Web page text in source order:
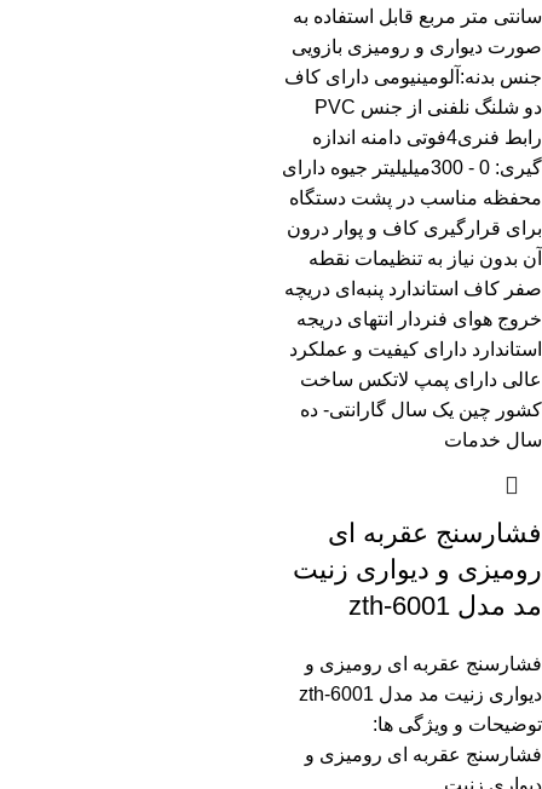
فشارسنج عقربه ای
رومیزی و دیواری زنیت
مد مدل zth-6001
فشارسنج عقربه ای رومیزی و
دیواری زنیت مد مدل zth-6001
توضیحات و ویژگی ها:
فشارسنج عقربه ای رومیزی و
دیواری زنیت